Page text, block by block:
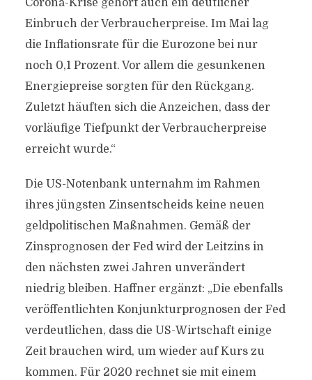
Corona-Krise gehört auch ein deutlicher
Einbruch der Verbraucherpreise. Im Mai lag
die Inflationsrate für die Eurozone bei nur
noch 0,1 Prozent. Vor allem die gesunkenen
Energiepreise sorgten für den Rückgang.
Zuletzt häuften sich die Anzeichen, dass der
vorläufige Tiefpunkt der Verbraucherpreise
erreicht wurde.“
Die US-Notenbank unternahm im Rahmen
ihres jüngsten Zinsentscheids keine neuen
geldpolitischen Maßnahmen. Gemäß der
Zinsprognosen der Fed wird der Leitzins in
den nächsten zwei Jahren unverändert
niedrig bleiben. Haffner ergänzt: „Die ebenfalls
veröffentlichten Konjunkturprognosen der Fed
verdeutlichen, dass die US-Wirtschaft einige
Zeit brauchen wird, um wieder auf Kurs zu
kommen. Für 2020 rechnet sie mit einem